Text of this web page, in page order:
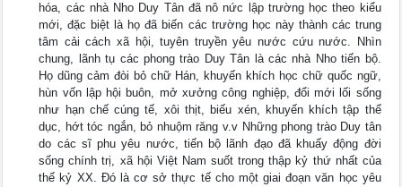
hóa, các nhà Nho Duy Tân đã nô nức lập trường học theo kiểu
mới, đặc biệt là họ đã biến các trường học này thành các trung
tâm cải cách xã hội, tuyên truyền yêu nước cứu nước. Nhìn
chung, lãnh tụ các phong trào Duy Tân là các nhà Nho tiến bộ.
Họ dũng cảm đòi bỏ chữ Hán, khuyến khích học chữ quốc ngữ,
hùn vốn lập hội buôn, mở xưởng công nghiệp, đổi mới lối sống
như hạn chế cúng tế, xôi thịt, biếu xén, khuyến khích tập thể
dục, hớt tóc ngắn, bỏ nhuộm răng v.v Những phong trào Duy tân
do các sĩ phu yêu nước, tiến bộ lãnh đạo đã khuấy động đời
sống chính trị, xã hội Việt Nam suốt trong thập kỷ thứ nhất của
thế kỷ XX. Đó là cơ sở thực tế cho một giai đoạn văn học yêu